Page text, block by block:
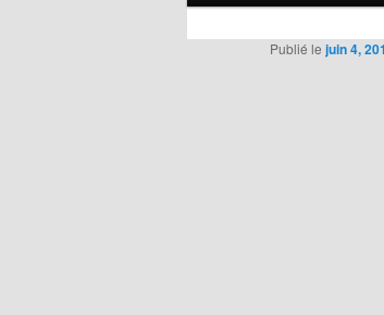
au
Publié le juin 4,